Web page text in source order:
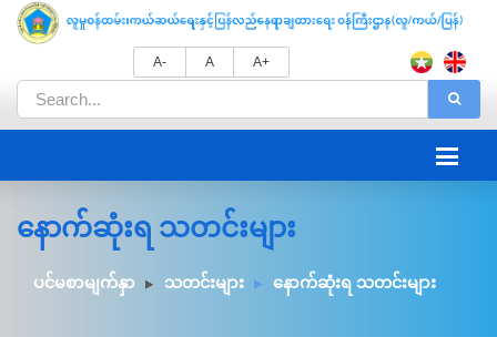
A- A A+
နောက်ဆုံးရ သတင်းများ
ပင်မစာမျက်နှာ သတင်းများ နောက်ဆုံးရ သတင်းများ